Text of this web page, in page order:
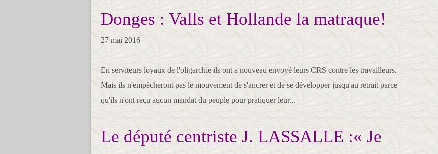
Donges : Valls et Hollande la matraque!
27 mai 2016
En serviteurs loyaux de l'oligarchie ils ont a nouveau envoyé leurs CRS contre les travailleurs.
Mais ils n'empêcheront pas le mouvement de s'ancrer et de se développer jusqu'au retrait parce
qu'ils n'ont reçu aucun mandat du peuple pour pratiquer leur...
Le député centriste J. LASSALLE :« Je